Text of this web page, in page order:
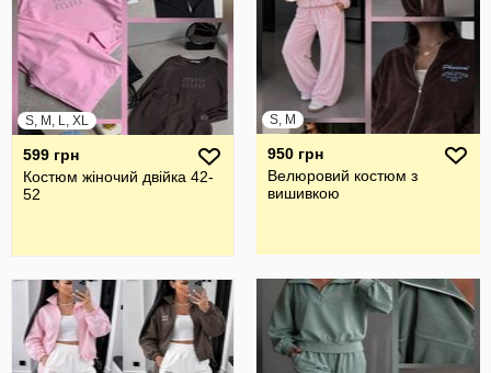
S, M, L, XL
599 грн
Костюм жіночий двійка 42-
52
S, M
950 грн
Велюровий костюм з
вишивкою